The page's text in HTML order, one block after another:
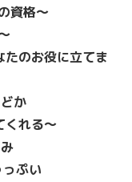
資格～
のお役に立てま
か
れる～
ぷい